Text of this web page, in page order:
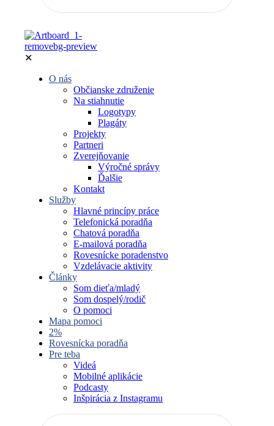
✕
O nás
Občianske združenie
Na stiahnutie
Logotypy
Plagáty
Projekty
Partneri
Zverejňovanie
Výročné správy
Ďalšie
Kontakt
Služby
Hlavné princípy práce
Telefonická poradňa
Chatová poradňa
E-mailová poradňa
Rovesnícke poradenstvo
Vzdelávacie aktivity
Články
Som dieťa/mladý
Som dospelý/rodič
O pomoci
Mapa pomoci
2%
Rovesnícka poradňa
Pre teba
Videá
Mobilné aplikácie
Podcasty
Inšpirácia z Instagramu